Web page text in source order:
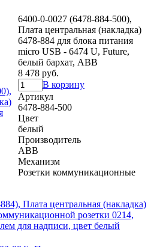
6400-0-0027 (6478-884-500),
Плата центральная (накладка)
6478-884 для блока питания
micro USB - 6474 U, Future,
белый бархат, ABB
8 478 руб.
В корзину
Артикул
6478-884-500
Цвет
белый
Производитель
ABB
Механизм
Розетки коммуникационные
Плата центральная (накладка)
розетки 0214,
для надписи, цвет белый